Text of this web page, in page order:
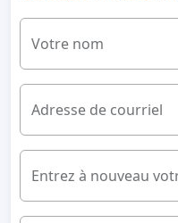
Votre nom
Adresse de courriel
Entrez à nouveau